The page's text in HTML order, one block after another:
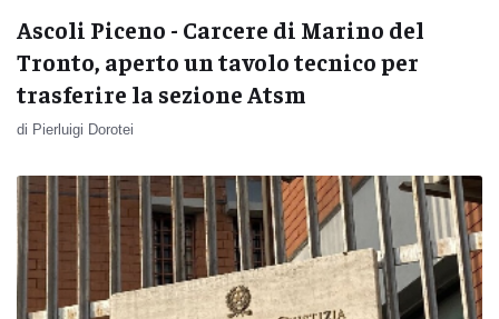
Ascoli Piceno - Carcere di Marino del
Tronto, aperto un tavolo tecnico per
trasferire la sezione Atsm
di Pierluigi Dorotei